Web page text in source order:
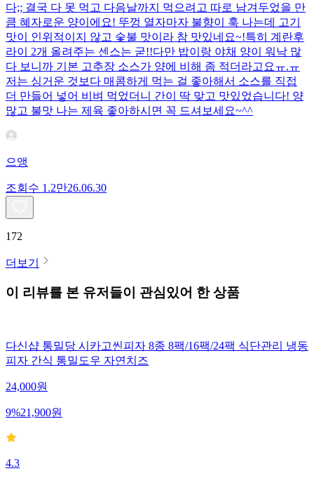
다;; 결국 다 못 먹고 다음날까지 먹으려고 따로 남겨두었을 만
큼 혜자로운 양이에요! 뚜껑 열자마자 불향이 훅 나는데 고기
맛이 인위적이지 않고 숯불 맛이라 참 맛있네요~!특히 계란후
라이 2개 올려주는 센스는 굳!! ​다만 밥이랑 야채 양이 워낙 많
다 보니까 기본 고추장 소스가 양에 비해 좀 적더라고요ㅠ.ㅠ
저는 싱거운 것보다 매콤하게 먹는 걸 좋아해서 소스를 직접
더 만들어 넣어 비벼 먹었더니 간이 딱 맞고 맛있었습니다! 양
많고 불맛 나는 제육 좋아하시면 꼭 드셔보세요~^^
으앵
조회수 1.2만26.06.30
172
더보기
이 리뷰를 본 유저들이 관심있어 한 상품
다신샵 통밀당 시카고씬피자 8종 8팩/16팩/24팩 식단관리 냉동
피자 간식 통밀도우 자연치즈
24,000원
9%21,900원
4.3